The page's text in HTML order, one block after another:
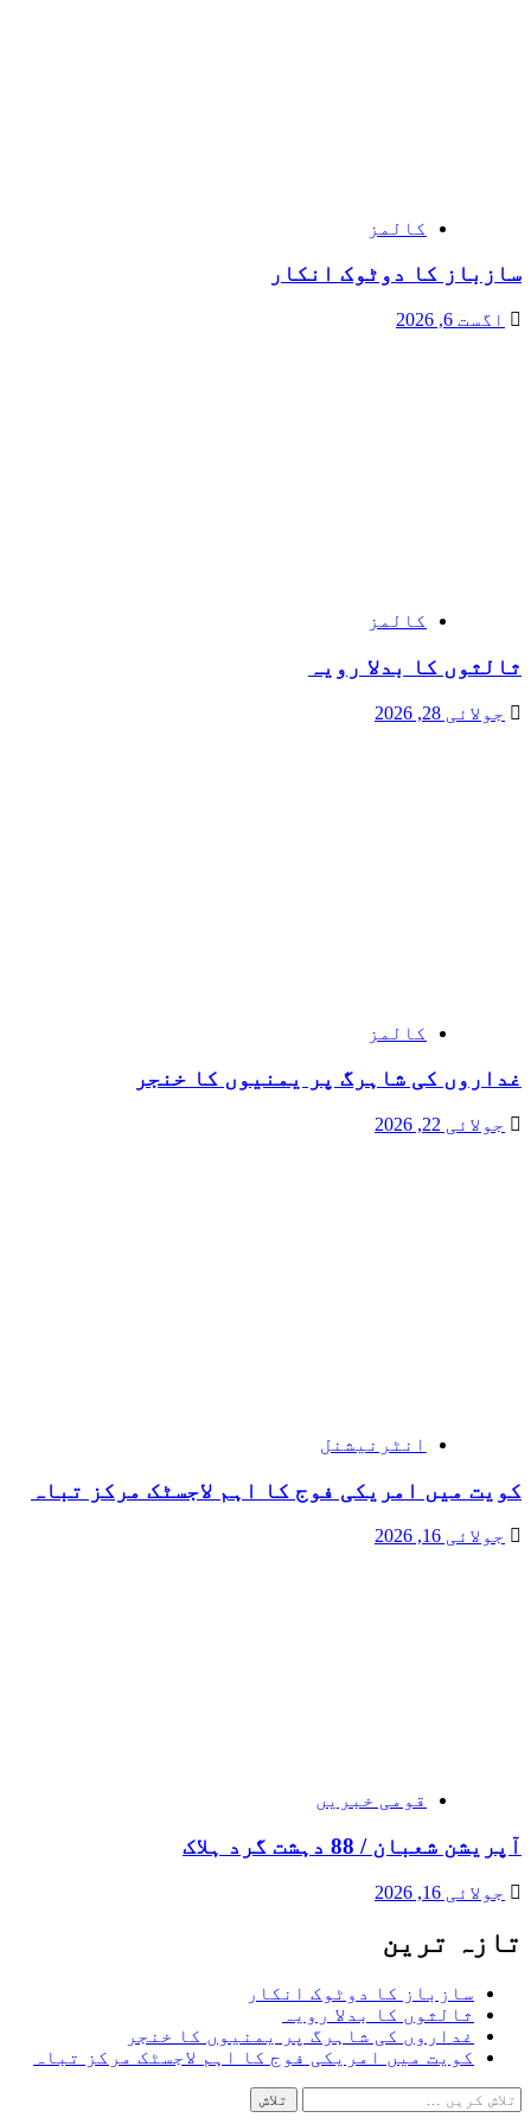
کالمز
سازباز کا دوٹوک انکار
اگست 6, 2026
کالمز
ثالثوں کا بدلا رویہ
جولائی 28, 2026
کالمز
غداروں کی شاہرگ پر یمنیوں کا خنجر
جولائی 22, 2026
انٹرنیشنل
کویت میں امریکی فوج کا اہم لاجسٹک مرکز تباہ
جولائی 16, 2026
قومی خبریں
آپریشن شعبان / 88 دہشت گرد ہلاک
جولائی 16, 2026
تازہ ترین
سازباز کا دوٹوک انکار
ثالثوں کا بدلا رویہ
غداروں کی شاہرگ پر یمنیوں کا خنجر
کویت میں امریکی فوج کا اہم لاجسٹک مرکز تباہ
تلاش
کریں